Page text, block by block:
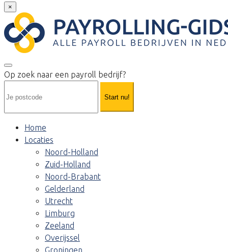
×
Op zoek naar een payroll bedrijf?
Start nu!
Home
Locaties
Noord-Holland
Zuid-Holland
Noord-Brabant
Gelderland
Utrecht
Limburg
Zeeland
Overijssel
Groningen